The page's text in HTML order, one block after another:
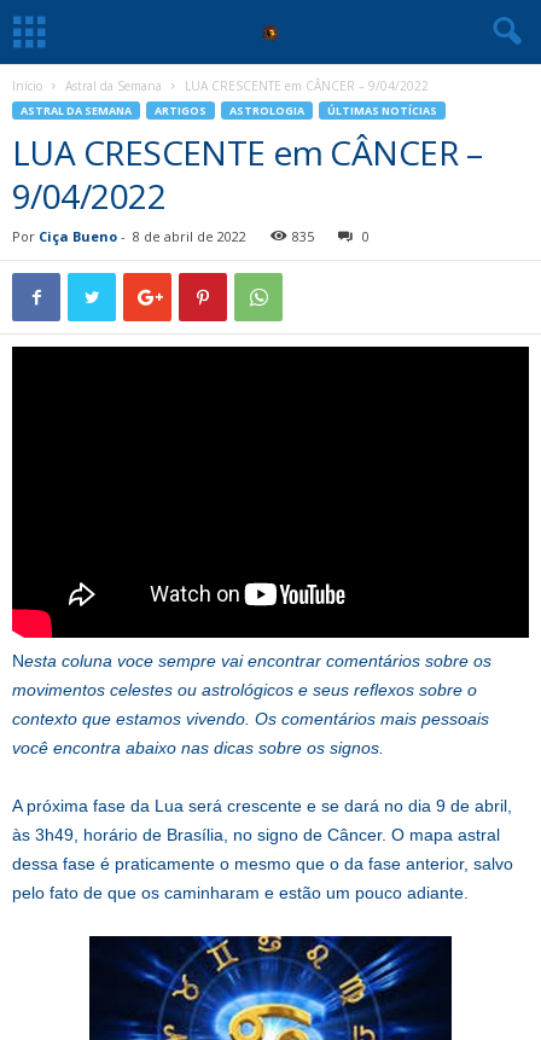
Início Astral da Semana LUA CRESCENTE em CÂNCER – 9/04/2022
ASTRAL DA SEMANA ARTIGOS ASTROLOGIA ÚLTIMAS NOTÍCIAS
LUA CRESCENTE em CÂNCER –
9/04/2022
Por Ciça Bueno - 8 de abril de 2022 835 0
Nesta coluna voce sempre vai encontrar comentários sobre os
movimentos celestes ou astrológicos e seus reflexos sobre o
contexto que estamos vivendo. Os comentários mais pessoais
você encontra abaixo nas dicas sobre os signos.
A próxima fase da Lua será crescente e se dará no dia 9 de abril,
às 3h49, horário de Brasília, no signo de Câncer. O mapa astral
dessa fase é praticamente o mesmo que o da fase anterior, salvo
pelo fato de que os caminharam e estão um pouco adiante.